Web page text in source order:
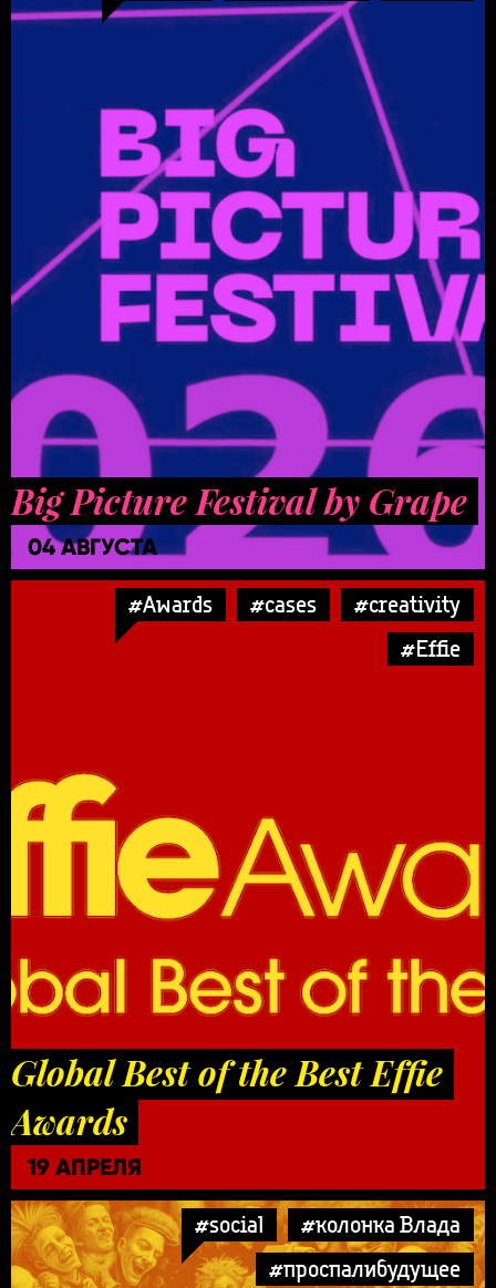
Big Picture Festival by Grape
04 АВГУСТА
#Awards #cases
#creativity
#Effie
Global Best of the Best Effie
Awards
19 АПРЕЛЯ
#social
#колонка Влада
#проспалибудущее